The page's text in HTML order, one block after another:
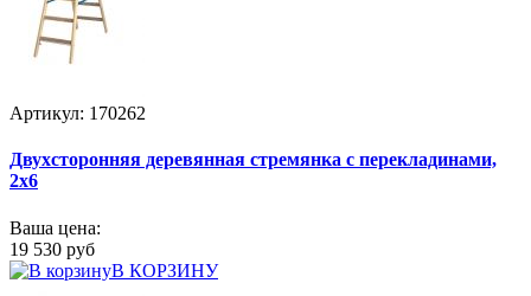
Артикул: 170262
Двухсторонняя деревянная стремянка с перекладинами,
2x6
Ваша цена:
19 530 руб
В КОРЗИНУ